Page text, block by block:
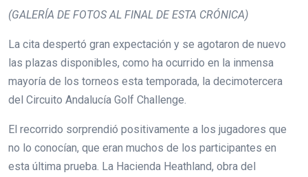
(GALERÍA DE FOTOS AL FINAL DE ESTA CRÓNICA)
La cita despertó gran expectación y se agotaron de nuevo
las plazas disponibles, como ha ocurrido en la inmensa
mayoría de los torneos esta temporada, la decimotercera
del Circuito Andalucía Golf Challenge.
El recorrido sorprendió positivamente a los jugadores que
no lo conocían, que eran muchos de los participantes en
esta última prueba. La Hacienda Heathland, obra del